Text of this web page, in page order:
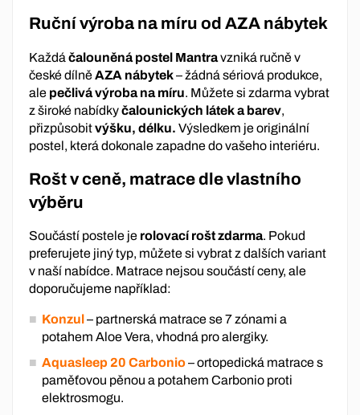
Ruční výroba na míru od AZA nábytek
Každá čalouněná postel Mantravzniká ručně v
české dílněAZA nábytek– žádná sériová produkce,
ale pečlivá výroba na míru. Můžete si zdarma vybrat
z široké nabídkyčalounických látek a barev,
přizpůsobitvýšku, délku. Výsledkem je originální
postel, která dokonale zapadne do vašeho interiéru.
Rošt v ceně, matrace dle vlastního
výběru
Součástí postele je rolovací rošt zdarma. Pokud
preferujete jiný typ, můžete si vybrat z dalších variant
v naší nabídce. Matrace nejsou součástí ceny, ale
doporučujeme například:
Konzul– partnerská matrace se 7 zónami a
potahem Aloe Vera, vhodná pro alergiky.
Aquasleep 20 Carbonio– ortopedická matrace s
paměťovou pěnou a potahem Carbonio proti
elektrosmogu.